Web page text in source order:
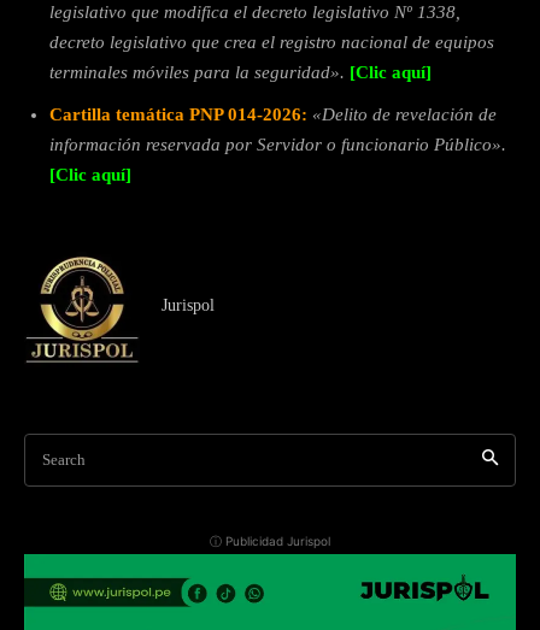
legislativo que modifica el decreto legislativo Nº 1338,
decreto legislativo que crea el registro nacional de equipos
terminales móviles para la seguridad». [Clic aquí]
Cartilla temática PNP 014-2026: «Delito de revelación de
información reservada por Servidor o funcionario Público».
[Clic aquí]
Jurispol
Search
ⓘ Publicidad Jurispol